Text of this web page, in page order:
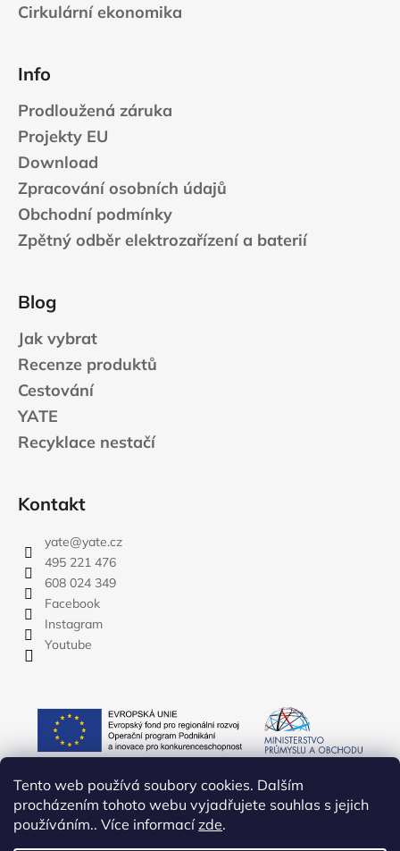
Tento web používá soubory cookies. Dalším
procházením tohoto webu vyjadřujete souhlas s jejich
používáním.. Více informacízde.
Cirkulární ekonomika
Info
Prodloužená záruka
Projekty EU
Download
Zpracování osobních údajů
Obchodní podmínky
Zpětný odběr elektrozařízení a baterií
Blog
Jak vybrat
Recenze produktů
Cestování
YATE
Recyklace nestačí
Kontakt
yate@yate.cz
495 221 476
608 024 349
Facebook
Instagram
Youtube